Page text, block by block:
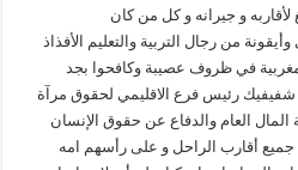
و جيرانه و كل من كان
من رجال التربية والتعليم الأفذاذ
في ظروف عصيبة وكافحوا بجد
رئيس فرع الاقليمي لحقوق مرآة
المال العام والدفاع عن حقوق الإنسان
جميع أقارب الراحل و على رأسهم امه